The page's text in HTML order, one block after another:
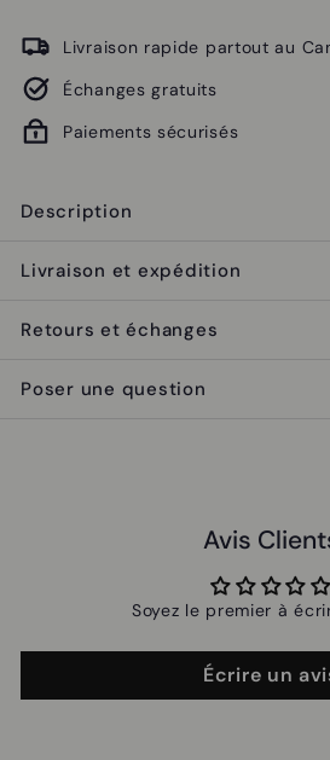
Livraison rapide partout au
Échanges gratuits
Paiements sécurisés
Description
Livraison et expédition
Retours et échanges
Poser une question
Avis
Soyez le premier à
Écrire un